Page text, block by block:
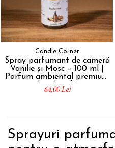
Candle Corner
Spray parfumant de cameră
Vanilie și Mosc – 100 ml |
Parfum ambiental premium
handmade
64,00 Lei
Sprayuri